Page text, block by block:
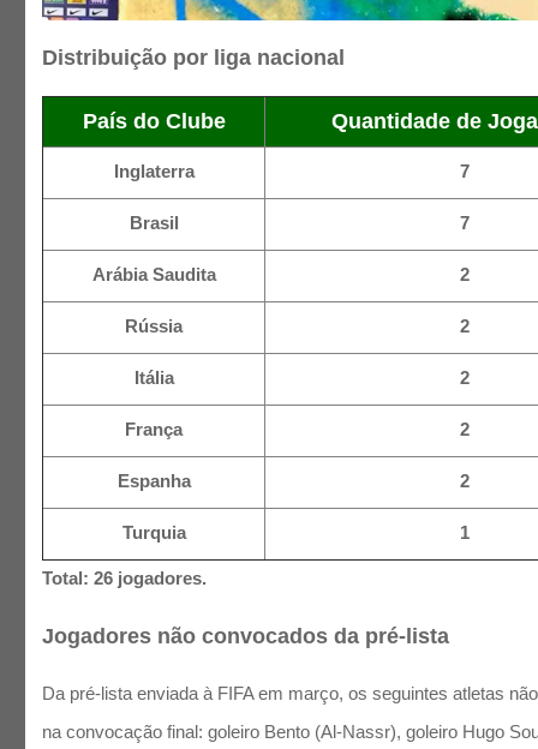
Distribuição por liga nacional
País do Clube Quantidade de
Inglaterra 7
Brasil 7
Arábia Saudita 2
Rússia 2
Itália 2
França 2
Espanha 2
Turquia 1
Total: 26 jogadores.
Jogadores não convocados da pré-lista
Da pré-lista enviada à FIFA em março, os seguintes atletas
na convocação final: goleiro Bento (Al-Nassr), goleiro Hugo